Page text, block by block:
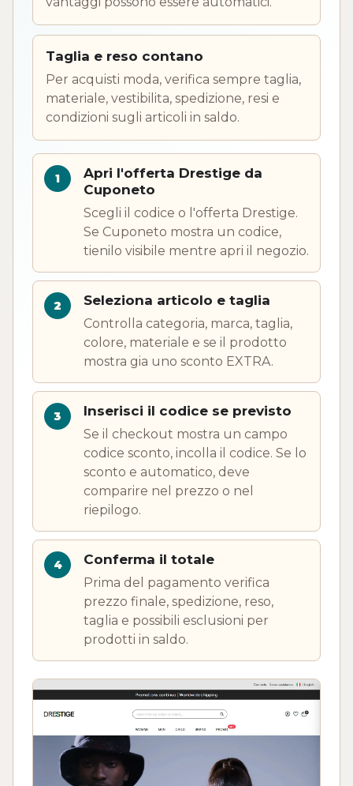
Taglia e reso contano
Per acquisti moda, verifica sempre taglia,
materiale, vestibilita, spedizione, resi e
condizioni sugli articoli in saldo.
Apri l'offerta Drestige da
Cuponeto
Scegli il codice o l'offerta Drestige.
Se Cuponeto mostra un codice,
tienilo visibile mentre apri il negozio.
Seleziona articolo e taglia
Controlla categoria, marca, taglia,
colore, materiale e se il prodotto
mostra gia uno sconto EXTRA.
Inserisci il codice se previsto
Se il checkout mostra un campo
codice sconto, incolla il codice. Se lo
sconto e automatico, deve
comparire nel prezzo o nel
riepilogo.
Conferma il totale
Prima del pagamento verifica
prezzo finale, spedizione, reso,
taglia e possibili esclusioni per
prodotti in saldo.